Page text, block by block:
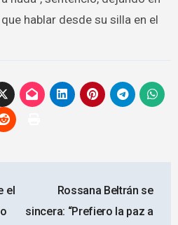
hablar desde su silla en el
el
Rossana Beltrán se
sincera: “Prefiero la paz a